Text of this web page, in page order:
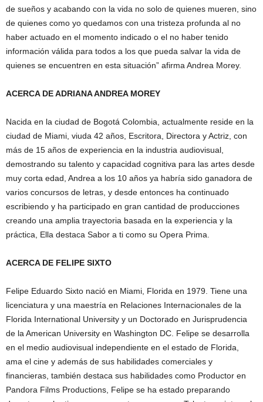
de sueños y acabando con la vida no solo de quienes mueren, sino
de quienes como yo quedamos con una tristeza profunda al no
haber actuado en el momento indicado o el no haber tenido
información válida para todos a los que pueda salvar la vida de
quienes se encuentren en esta situación” afirma Andrea Morey.
ACERCA DE ADRIANA ANDREA MOREY
Nacida en la ciudad de Bogotá Colombia, actualmente reside en la
ciudad de Miami, viuda 42 años, Escritora, Directora y Actriz, con
más de 15 años de experiencia en la industria audiovisual,
demostrando su talento y capacidad cognitiva para las artes desde
muy corta edad, Andrea a los 10 años ya habría sido ganadora de
varios concursos de letras, y desde entonces ha continuado
escribiendo y ha participado en gran cantidad de producciones
creando una amplia trayectoria basada en la experiencia y la
práctica, Ella destaca Sabor a ti como su Opera Prima.
ACERCA DE FELIPE SIXTO
Felipe Eduardo Sixto nació en Miami, Florida en 1979. Tiene una
licenciatura y una maestría en Relaciones Internacionales de la
Florida International University y un Doctorado en Jurisprudencia
de la American University en Washington DC. Felipe se desarrolla
en el medio audiovisual independiente en el estado de Florida,
ama el cine y además de sus habilidades comerciales y
financieras, también destaca sus habilidades como Productor en
Pandora Films Productions, Felipe se ha estado preparando